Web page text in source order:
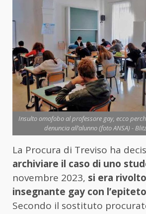
Insulto omofobo al professore gay, ecco
denuncia all’alunno (foto ANSA) -
La Procura di Treviso ha
archiviare il caso di uno
novembre 2023, si era
insegnante gay con
Secondo il sostituto